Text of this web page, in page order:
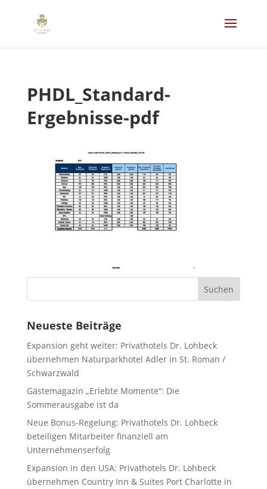
PHDL_Standard-
Ergebnisse-pdf
Neueste Beiträge
Expansion geht weiter: Privathotels Dr. Lohbeck
übernehmen Naturparkhotel Adler in St. Roman /
Schwarzwald
Gästemagazin „Erlebte Momente“: Die
Sommerausgabe ist da
Neue Bonus-Regelung: Privathotels Dr. Lohbeck
beteiligen Mitarbeiter finanziell am
Unternehmenserfolg
Expansion in den USA: Privathotels Dr. Lohbeck
übernehmen Country Inn & Suites Port Charlotte in